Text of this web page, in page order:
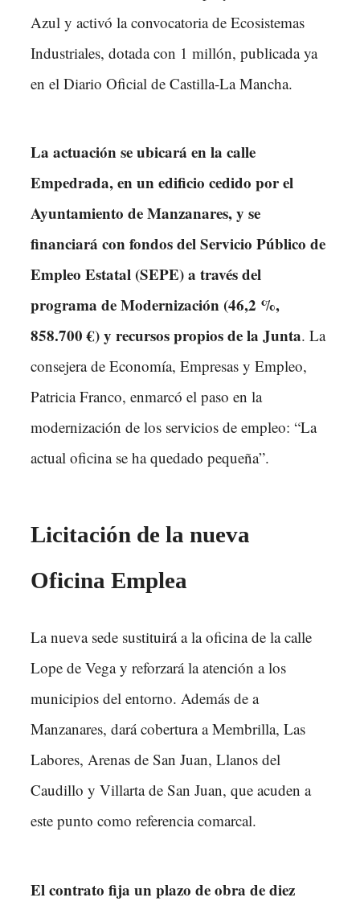
Azul y activó la convocatoria de Ecosistemas
Industriales, dotada con 1 millón, publicada ya
en el Diario Oficial de Castilla-La Mancha.
La actuación se ubicará en la calle
Empedrada, en un edificio cedido por el
Ayuntamiento de Manzanares, y se
financiará con fondos del Servicio Público de
Empleo Estatal (SEPE) a través del
programa de Modernización (46,2 %,
858.700 €) y recursos propios de la Junta. La
consejera de Economía, Empresas y Empleo,
Patricia Franco, enmarcó el paso en la
modernización de los servicios de empleo: “La
actual oficina se ha quedado pequeña”.
Licitación de la nueva
Oficina Emplea
La nueva sede sustituirá a la oficina de la calle
Lope de Vega y reforzará la atención a los
municipios del entorno. Además de a
Manzanares, dará cobertura a Membrilla, Las
Labores, Arenas de San Juan, Llanos del
Caudillo y Villarta de San Juan, que acuden a
este punto como referencia comarcal.
El contrato fija un plazo de obra de diez